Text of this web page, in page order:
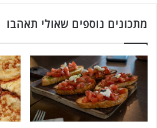
ם
פ
נ
ב
ס
כ
ר
מתכונים נוספים שאולי תאהבו